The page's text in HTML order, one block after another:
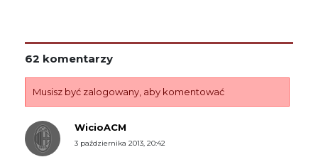
62 komentarzy
Musisz być zalogowany, aby komentować
WicioACM
3 października 2013, 20:42